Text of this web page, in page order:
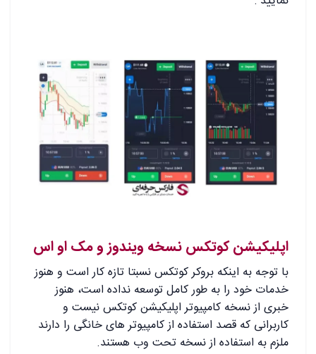
اپلیکیشن کوتکس نسخه ویندوز و مک او اس
با توجه به اینکه بروکر کوتکس نسبتا تازه کار است و هنوز
خدمات خود را به طور کامل توسعه نداده است، هنوز
خبری از نسخه کامپیوتر اپلیکیشن کوتکس نیست و
کاربرانی که قصد استفاده از کامپیوتر های خانگی را دارند
ملزم به استفاده از نسخه تحت وب هستند.